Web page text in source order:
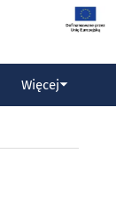
Więcej